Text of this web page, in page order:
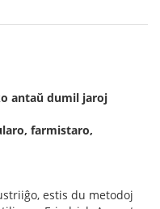
antaŭ dumil jaroj
farmistaro,
estis du metodoj